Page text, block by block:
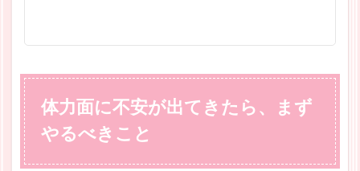
体力面に不安が出てきたら、まず
やるべきこと